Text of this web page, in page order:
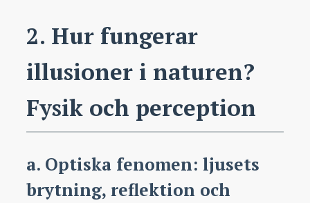
2. Hur fungerar
illusioner i naturen?
Fysik och perception
a. Optiska fenomen: ljusets
brytning, reflektion och